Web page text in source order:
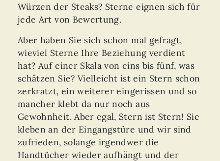
Würzen der Steaks? Sterne eignen sich für
jede Art von Bewertung.
Aber haben Sie sich schon mal gefragt,
wieviel Sterne Ihre Beziehung verdient
hat? Auf einer Skala von eins bis fünf, was
schätzen Sie? Vielleicht ist ein Stern schon
zerkratzt, ein weiterer eingerissen und so
mancher klebt da nur noch aus
Gewohnheit. Aber egal, Stern ist Stern! Sie
kleben an der Eingangstüre und wir sind
zufrieden, solange irgendwer die
Handtücher wieder aufhängt und der